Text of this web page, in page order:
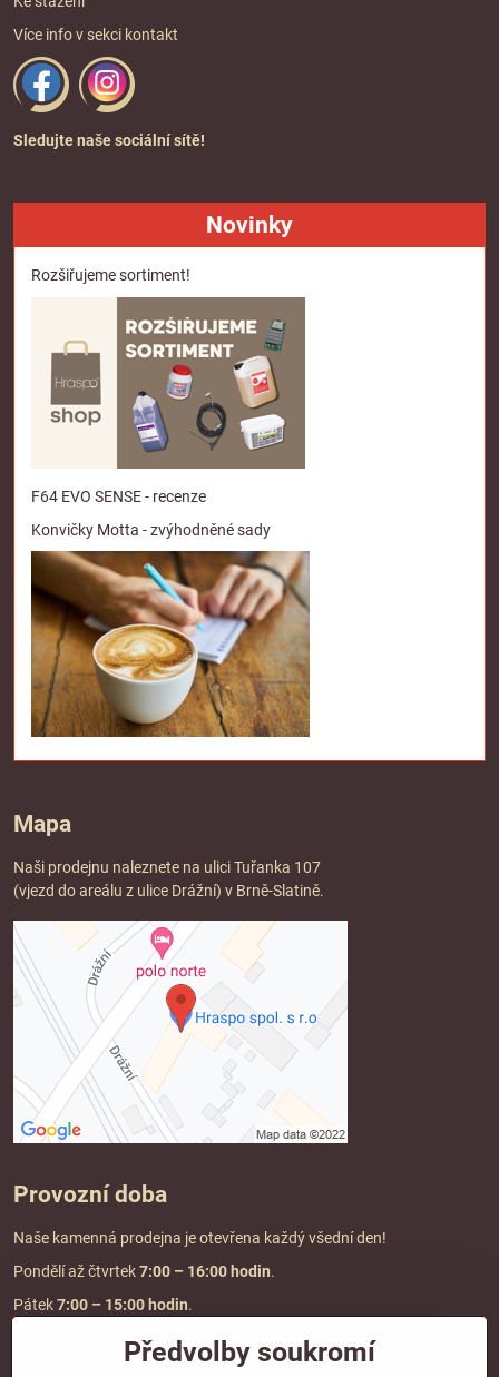
Více info v sekci kontakt
Sledujte naše sociální sítě!
Novinky
Rozšiřujeme sortiment!
F64 EVO SENSE - recenze
Konvičky Motta - zvýhodněné sady
Mapa
Naši prodejnu naleznete na ulici Tuřanka 107
(vjezd do areálu z ulice Drážní) v Brně-Slatině.
Provozní doba
Naše kamenná prodejna je otevřena každý všední den!
Pondělí až čtvrtek7:00 – 16:00 hodin.
Pátek7:00 – 15:00 hodin.
Předvolby soukromí